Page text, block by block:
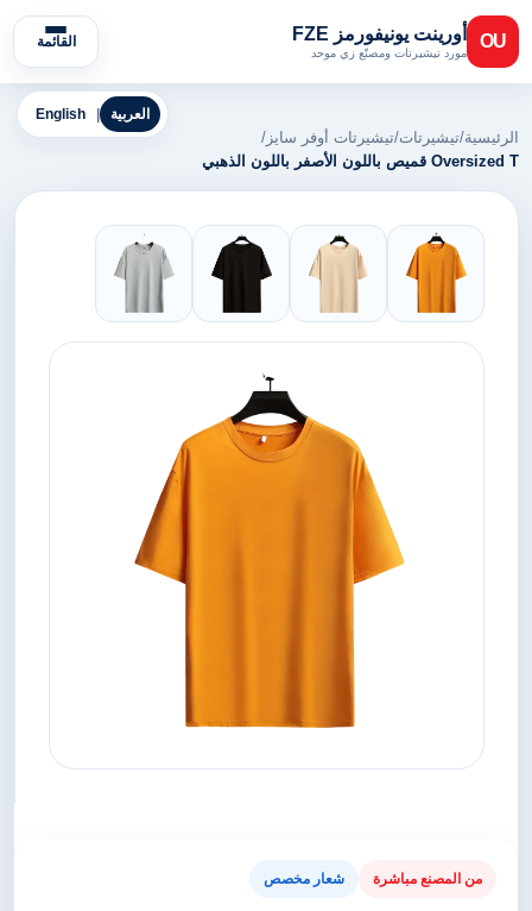
OU أورينت يونيفورمز FZE
مورد تيشيرتات ومصنّع زي موحد
القائمة
English العربية
الرئيسية/تيشيرتات/تيشيرتات أوفر سايز /
Oversized T قميص باللون الأصفر باللون الذهبي
من المصنع مباشرة شعار مخصص